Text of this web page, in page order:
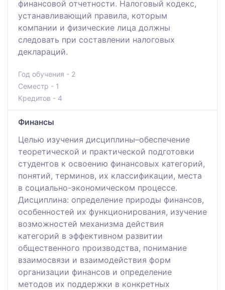
финансовой отчетности. Налоговый кодекс,
устанавливающий правила, которым
компании и физические лица должны
следовать при составлении налоговых
деклараций.
Год обучения - 2
Семестр - 1
Кредитов - 4
Финансы
Целью изучения дисциплины–обеспечение
теоретической и практической подготовки
студентов к освоению финансовых категорий,
понятий, терминов, их классификации, места
в социально-экономическом процессе.
Дисциплина: определение природы финансов,
особенностей их функционирования, изучение
возможностей механизма действия
категорий в эффективном развитии
общественного производства, понимание
взаимосвязи и взаимодействия форм
организации финансов и определение
методов их поддержки в конкретных